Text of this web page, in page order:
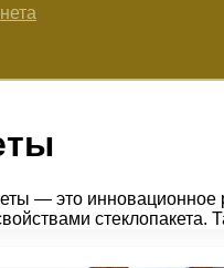
— это инновационное
стеклопакета.